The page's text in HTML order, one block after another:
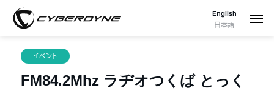
English
日本語
イベント
FM84.2Mhz ラヂオつくば とっく